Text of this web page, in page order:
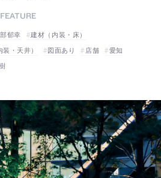
FEATURE
郁幸
建材（内装・床）
・天井） 図面あり 店舗
愛知